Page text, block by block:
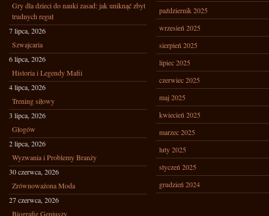
Gry dla dzieci do nauki zasad: jak uniknąć zbyt
trudnych reguł
7 lipca, 2026
Szwajcaria
6 lipca, 2026
Historia i Legendy Mafii
4 lipca, 2026
Trening siłowy
3 lipca, 2026
Głogów
2 lipca, 2026
Wyzwania i Problemy Branży
30 czerwca, 2026
Zrównoważona Moda
27 czerwca, 2026
Biografie Geniuszy
październik 2025
wrzesień 2025
sierpień 2025
lipiec 2025
czerwiec 2025
maj 2025
kwiecień 2025
marzec 2025
luty 2025
styczeń 2025
grudzień 2024